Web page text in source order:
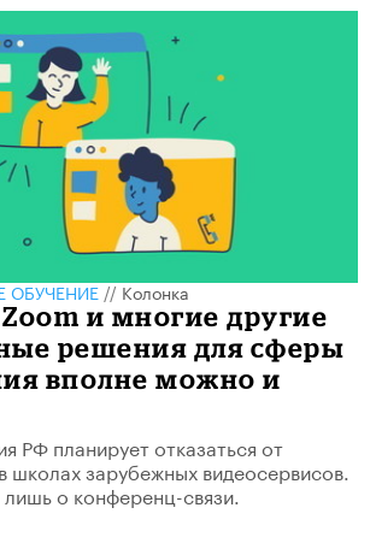
ОБУЧЕНИЕ//Колонка
и многие другие
решения для сферы
вполне можно и
РФ планирует отказаться от
школах зарубежных видеосервисов.
лишь о конференц-связи.